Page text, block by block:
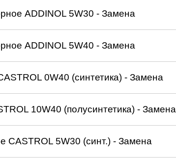
ADDINOL 5W30 - Замена
ADDINOL 5W40 - Замена
0W40 (синтетика) - Замена
10W40 (полусинтетика) - Замена
CASTROL 5W30 (синт.) - Замена